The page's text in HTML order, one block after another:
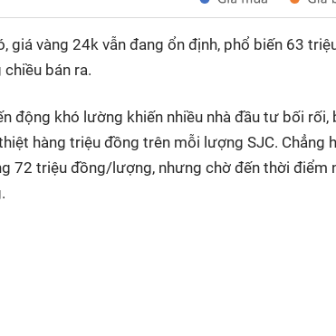
giá vàng 24k vẫn đang ổn định, phổ biến 63
bán ra.
động khó lường khiến nhiều nhà đầu tư bối
hàng triệu đồng trên mỗi lượng SJC. Chẳng
72 triệu đồng/lượng, nhưng chờ đến thời điểm